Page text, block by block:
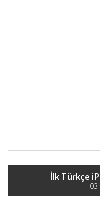
İlk Türkçe
03